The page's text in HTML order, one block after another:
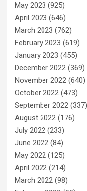
May 2023 (925)
April 2023 (646)
March 2023 (762)
February 2023 (619)
January 2023 (455)
December 2022 (369)
November 2022 (640)
October 2022 (473)
September 2022 (337)
August 2022 (176)
July 2022 (233)
June 2022 (84)
May 2022 (125)
April 2022 (214)
March 2022 (98)